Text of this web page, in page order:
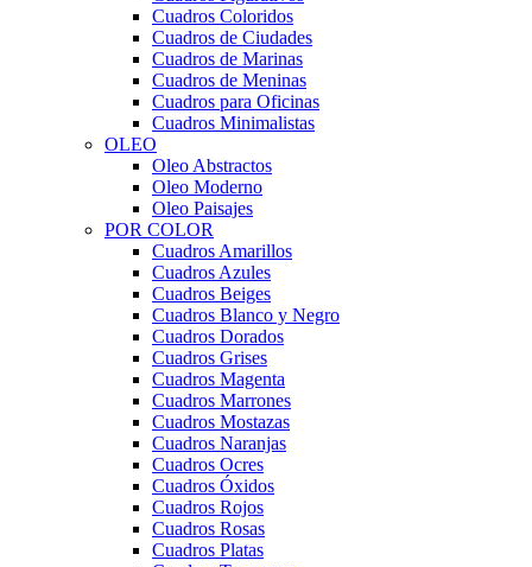
Cuadros Coloridos
Cuadros de Ciudades
Cuadros de Marinas
Cuadros de Meninas
Cuadros para Oficinas
Cuadros Minimalistas
OLEO
Oleo Abstractos
Oleo Moderno
Oleo Paisajes
POR COLOR
Cuadros Amarillos
Cuadros Azules
Cuadros Beiges
Cuadros Blanco y Negro
Cuadros Dorados
Cuadros Grises
Cuadros Magenta
Cuadros Marrones
Cuadros Mostazas
Cuadros Naranjas
Cuadros Ocres
Cuadros Óxidos
Cuadros Rojos
Cuadros Rosas
Cuadros Platas